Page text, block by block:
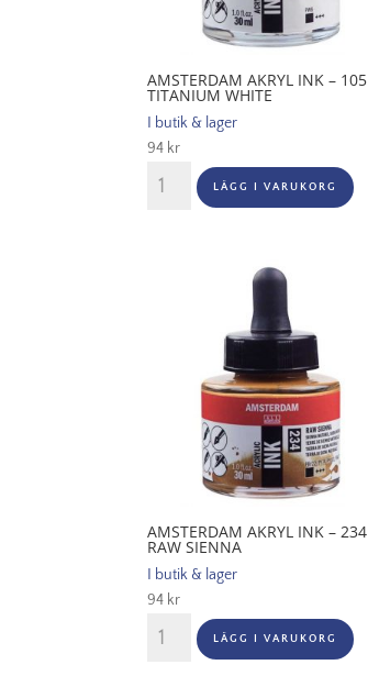
AMSTERDAM AKRYL INK – 105
TITANIUM WHITE
I butik & lager
94 kr
Amsterdam
Akryl
LÄGG I VARUKORG
AMSTERDAM AKRYL INK – 234
RAW SIENNA
I butik & lager
94 kr
Amsterdam
Akryl
LÄGG I VARUKORG